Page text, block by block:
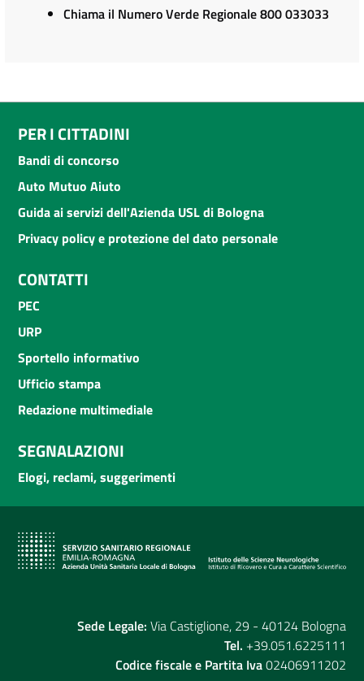
Chiama il Numero Verde Regionale 800 033033
PER I CITTADINI
Bandi di concorso
Auto Mutuo Aiuto
Guida ai servizi dell'Azienda USL di Bologna
Privacy policy e protezione del dato personale
CONTATTI
PEC
URP
Sportello informativo
Ufficio stampa
Redazione multimediale
SEGNALAZIONI
Elogi, reclami, suggerimenti
Sede Legale: Via Castiglione, 29 - 40124 Bologna
Tel. +39.051.6225111
Codice fiscale e Partita Iva02406911202